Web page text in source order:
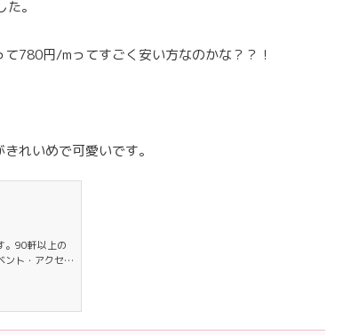
。
780円/mってすごく安い方なのかな？？！
れいめで可愛いです。
。90軒以上の
ント・アクセス